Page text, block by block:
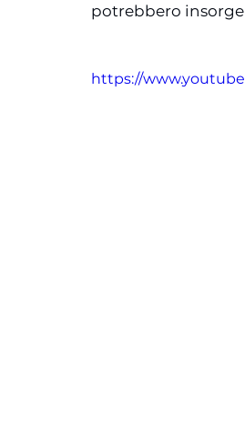
potrebbero
https://